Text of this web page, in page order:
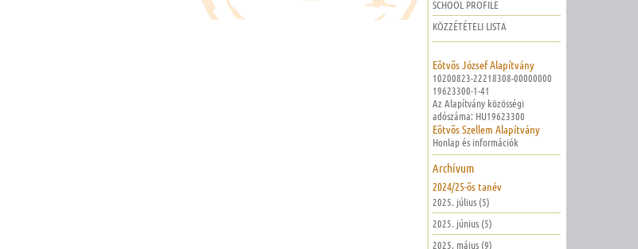
SCHOOL PROFILE
KÖZZÉTÉTELI LISTA
Eötvös József Alapítvány
10200823-22218308-00000000
19623300-1-41
Az Alapítvány közösségi
adószáma: HU19623300
Eötvös Szellem Alapítvány
Honlap és információk
Archívum
2024/25-ös tanév
2025. július (5)
2025. június (5)
2025. május (9)